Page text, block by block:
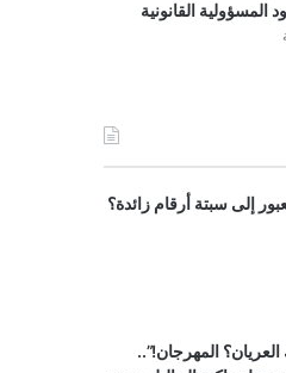
المسؤولية القانونية
إلى سبتة أرقام زائدة؟
المهرجان!”..